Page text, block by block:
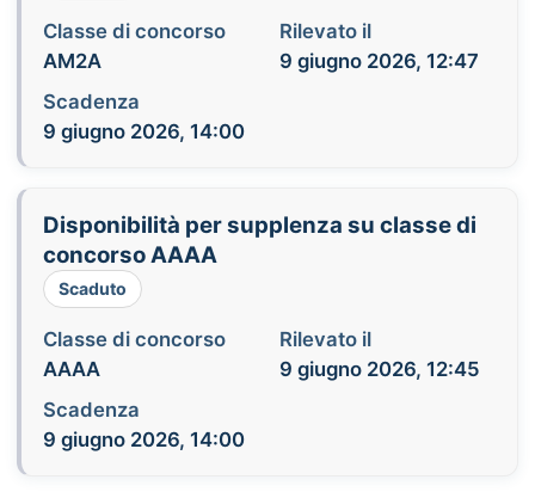
Classe di concorso
AM2A
Rilevato il
9 giugno 2026, 12:47
Scadenza
9 giugno 2026, 14:00
Disponibilità per supplenza su classe di
concorso AAAA
Scaduto
Classe di concorso
AAAA
Rilevato il
9 giugno 2026, 12:45
Scadenza
9 giugno 2026, 14:00